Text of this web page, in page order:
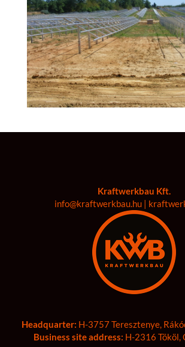
Kraftwerkbau Kft.
info@kraftwerkbau.hu |
Headquarter: H-3757 Teresztenye,
Business site address: H-2316 Tököl,